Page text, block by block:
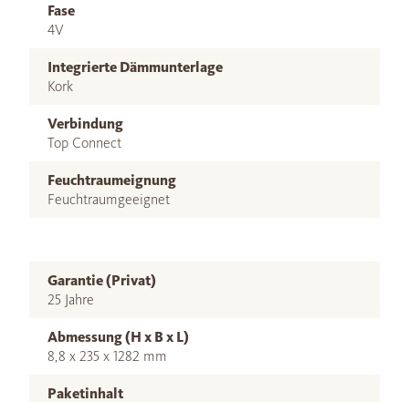
Fase
4V
Integrierte Dämmunterlage
Kork
Verbindung
Top Connect
Feuchtraumeignung
Feuchtraumgeeignet
Garantie (Privat)
25 Jahre
Abmessung (H x B x L)
8,8 x 235 x 1282 mm
Paketinhalt